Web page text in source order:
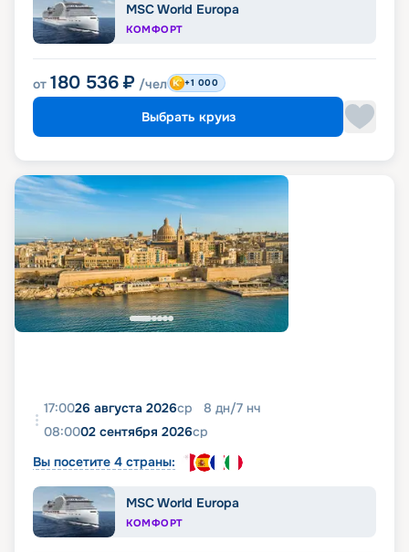
MSC World Europa
КОМФОРТ
от 180 536 ₽ /чел +1 000
Выбрать круиз
17:0026 августа 2026ср 8 дн/7 нч
08:0002 сентября 2026ср
Вы посетите 4 страны:
MSC World Europa
КОМФОРТ